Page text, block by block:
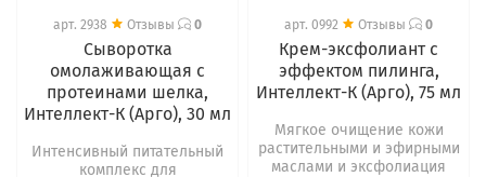
арт. 2938 Отзывы 0
Сыворотка
омолаживающая с
протеинами шелка,
Интеллект-К (Арго), 30 мл
Интенсивный питательный
комплекс для
арт. 0992 Отзывы 0
Крем-эксфолиант с
эффектом пилинга,
Интеллект-К (Арго), 75 мл
Мягкое очищение кожи
растительными и эфирными
маслами и эксфолиация